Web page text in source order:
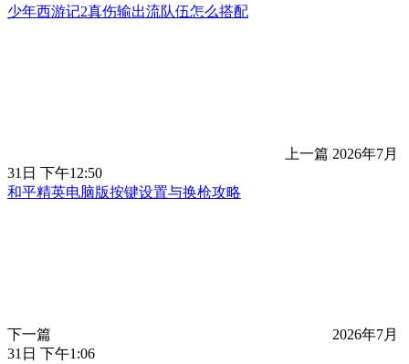
少年西游记2真伤输出流队伍怎么搭配
上一篇 2026年7月
31日 下午12:50
和平精英电脑版按键设置与换枪攻略
下一篇
2026年7月
31日 下午1:06